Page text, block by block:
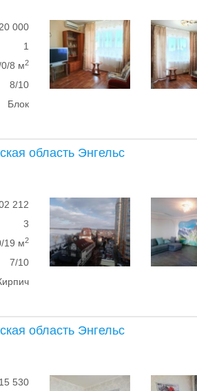
000
1
0/8 м2
8/10
Блок
область Энгельс
212
3
19 м2
7/10
область Энгельс
530